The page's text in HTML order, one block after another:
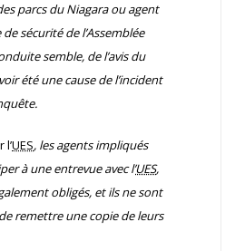
parcs du Niagara ou agent
sécurité de l’Assemblée
semble, de l’avis du
été une cause de l’incident
l’UES, les agents impliqués
à une entrevue avec l’UES,
obligés, et ils ne sont
remettre une copie de leurs